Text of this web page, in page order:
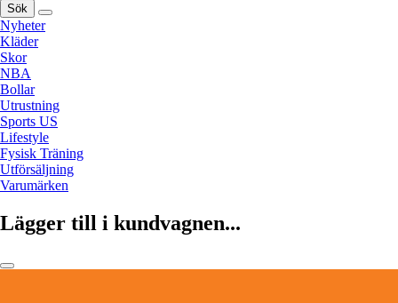
Sök
Nyheter
Kläder
Skor
NBA
Bollar
Utrustning
Sports US
Lifestyle
Fysisk Träning
Utförsäljning
Varumärken
Lägger till i kundvagnen...